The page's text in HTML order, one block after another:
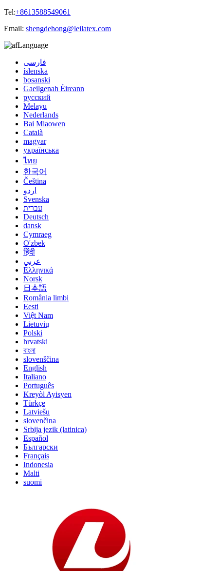
Tel:+8613588549061
Email: shengdehong@leilatex.com
Language
فارسی
íslenska
bosanski
Gaeilgenah Éireann
русский
Melayu
Nederlands
Bai Miaowen
Català
magyar
українська
ไทย
한국어
Čeština
اردو
Svenska
עברית
Deutsch
dansk
Cymraeg
O'zbek
हिंदी
عربي
Ελληνικά
Norsk
日本語
România limbi
Eesti
Việt Nam
Lietuvių
Polski
hrvatski
বাংলা
slovenščina
English
Italiano
Português
Kreyòl Ayisyen
Türkçe
Latviešu
slovenčina
Srbija jezik (latinica)
Español
Български
Français
Indonesia
Malti
suomi